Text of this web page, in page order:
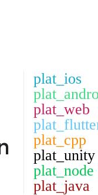
plat_ios
plat_web
plat_cpp
plat_unity
plat_node
plat_java